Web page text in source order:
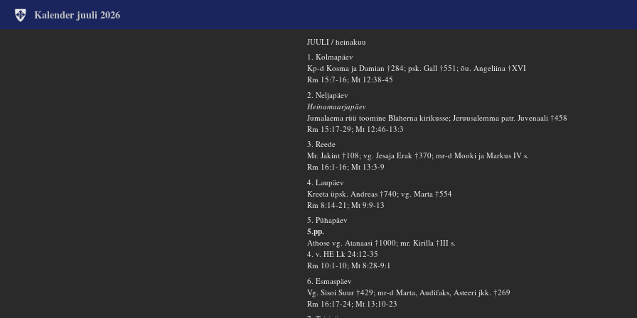
Kalender juuli 2026
JUULI / heinakuu
1. Kolmapäev
Kp-d Kosma ja Damian †284; psk. Gall †551; õu. Angeliina †XVI
Rm 15:7-16; Mt 12:38-45
2. Neljapäev
Heinamaarjapäev
Jumalaema rüü toomine Blaherna kirikusse; Jeruusalemma patr. Juvenaali †458
Rm 15:17-29; Mt 12:46-13:3
3. Reede
Mr. Jakint †108; vg. Jesaja Erak †370; mr-d Mooki ja Markus IV s.
Rm 16:1-16; Mt 13:3-9
4. Laupäev
Kreeta üpsk. Andreas †740; vg. Marta †554
Rm 8:14-21; Mt 9:9-13
5. Pühapäev
5.pp.
Athose vg. Atanaasi †1000; mr. Kirilla †III s.
4. v. HE Lk 24:12-35
Rm 10:1-10; Mt 8:28-9:1
6. Esmaspäev
Vg. Sisoi Suur †429; mr-d Marta, Audifaks, Asteeri jkk. †269
Rm 16:17-24; Mt 13:10-23